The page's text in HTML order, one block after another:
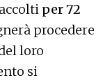
per 72
procedere
loro
si